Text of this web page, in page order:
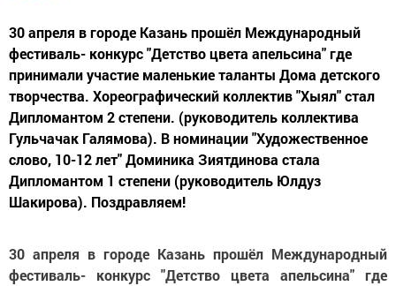
30 апреля в городе Казань прошёл Международный
фестиваль- конкурс "Детство цвета апельсина" где
принимали участие маленькие таланты Дома детского
творчества. Хореографический коллектив "Хыял" стал
Дипломантом 2 степени. (руководитель коллектива
Гульчачак Галямова). В номинации "Художественное
слово, 10-12 лет" Доминика Зиятдинова стала
Дипломантом 1 степени (руководитель Юлдуз
Шакирова). Поздравляем!
30 апреля в городе Казань прошёл Международный
фестиваль- конкурс "Детство цвета апельсина" где